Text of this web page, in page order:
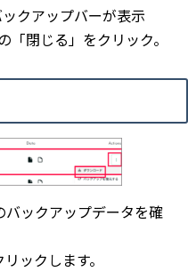
クアップバーが表示
閉じる」をクリック。
バックアップデータを確
ックします。